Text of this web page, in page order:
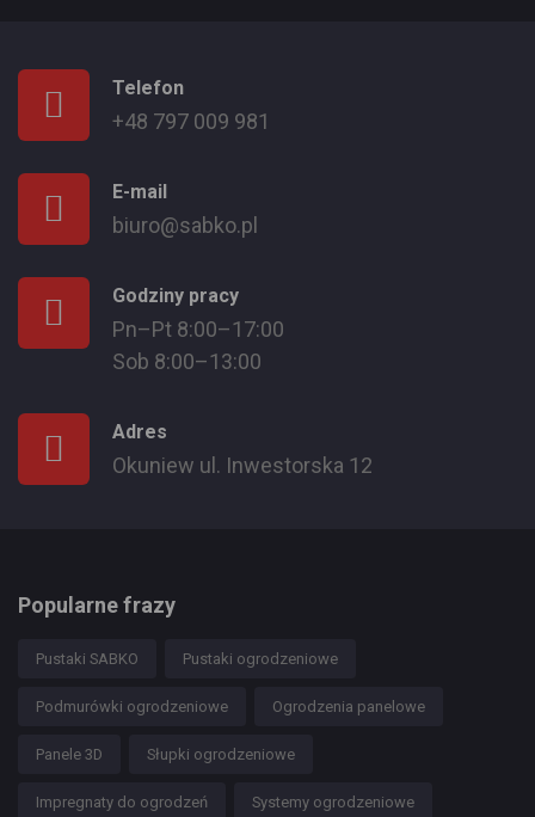
Telefon
+48 797 009 981
E-mail
biuro@sabko.pl
Godziny pracy
Pn–Pt 8:00–17:00
Sob 8:00–13:00
Adres
Okuniew ul. Inwestorska 12
Popularne frazy
Pustaki SABKO Pustaki ogrodzeniowe
Podmurówki ogrodzeniowe Ogrodzenia panelowe
Panele 3D Słupki ogrodzeniowe
Impregnaty do ogrodzeń Systemy ogrodzeniowe